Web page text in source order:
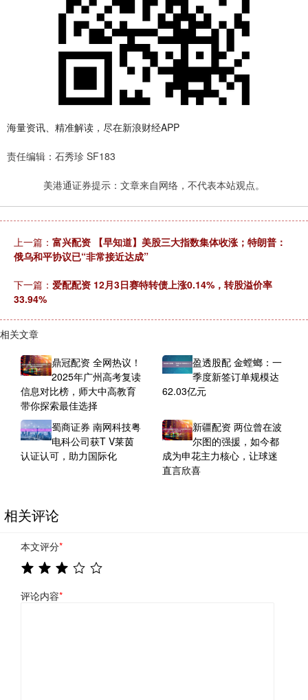
海量资讯、精准解读，尽在新浪财经APP
责任编辑：石秀珍 SF183
美港通证券提示：文章来自网络，不代表本站观点。
上一篇： 富兴配资 【早知道】美股三大指数集体收涨；特朗普：
俄乌和平协议已“非常接近达成”
下一篇： 爱配配资 12月3日赛特转债上涨0.14%，转股溢价率
33.94%
相关文章
鼎冠配资 全网热议！
2025年广州高考复读
信息对比榜，师大中高教育
带你探索最佳选择
盈透股配 金螳螂：一
季度新签订单规模达
62.03亿元
蜀商证券 南网科技粤
电科公司获T V莱茵
认证认可，助力国际化
新疆配资 两位曾在波
尔图的强援，如今都
成为申花主力核心，让球迷
直言欣喜
相关评论
本文评分*
评论内容*